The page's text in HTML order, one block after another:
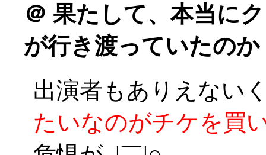
＠ 果たして、本当に
が行き渡っていたのか
出演者もありえない
たいなのがチケを買